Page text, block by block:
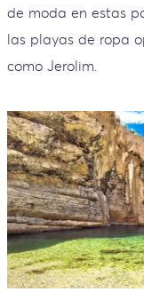
de moda en estas
las playas de ropa
como Jerolim.